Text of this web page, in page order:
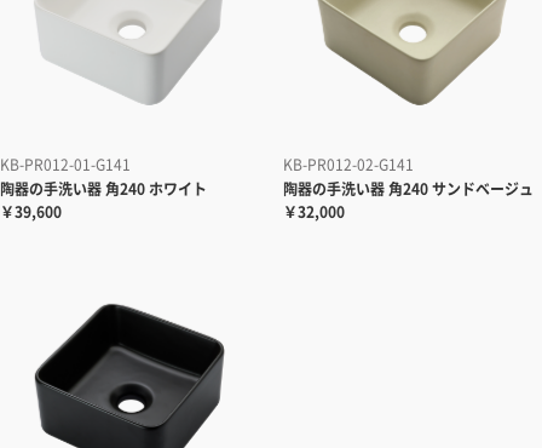
KB-PR012-01-G141
陶器の手洗い器角240 ホワイト
￥39,600
KB-PR012-02-G141
陶器の手洗い器角240 サンドベージュ
￥32,000